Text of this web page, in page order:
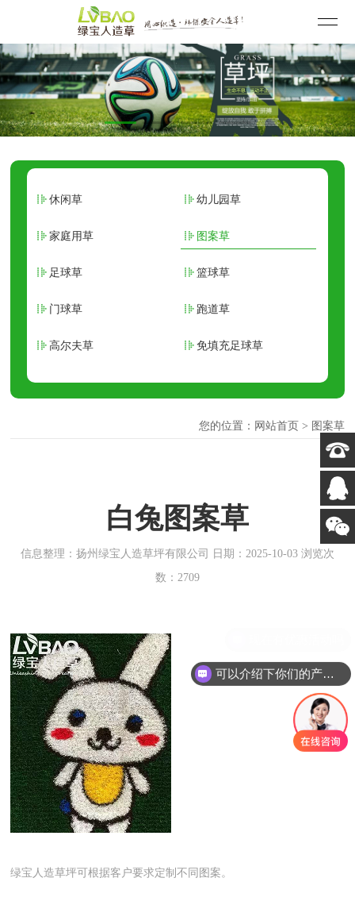
休闲草 幼儿园草
家庭用草 图案草
足球草 篮球草
门球草 跑道草
高尔夫草 免填充足球草
您的位置： 网站首页> 图案草
白兔图案草
信息整理：扬州绿宝人造草坪有限公司 日期：2025-10-03 浏览次
数：2709
绿宝人造草坪可根据客户要求定制不同图案。
可以介绍下你们的产品么